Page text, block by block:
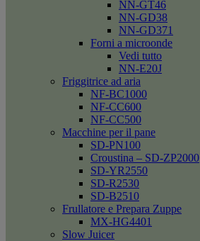
NN-GT46
NN-GD38
NN-GD371
Forni a microonde
Vedi tutto
NN-E20J
Friggitrice ad aria
NF-BC1000
NF-CC600
NF-CC500
Macchine per il pane
SD-PN100
Croustina – SD-ZP2000
SD-YR2550
SD-R2530
SD-B2510
Frullatore e Prepara Zuppe
MX-HG4401
Slow Juicer